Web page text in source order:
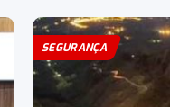
SEGURANÇA